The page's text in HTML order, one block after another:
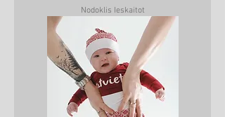
Nodoklis Ieskaitot